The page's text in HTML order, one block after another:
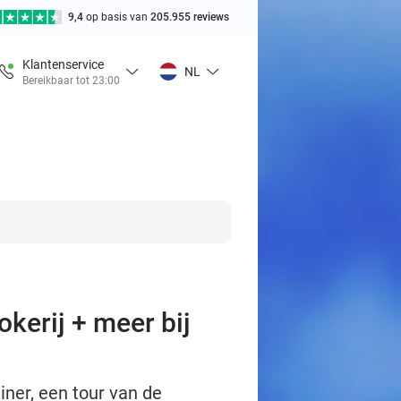
9,4 op basis van 205.955 reviews
Klantenservice
Bereikbaar tot 23:00
NL
+ meer bij
een tour van de